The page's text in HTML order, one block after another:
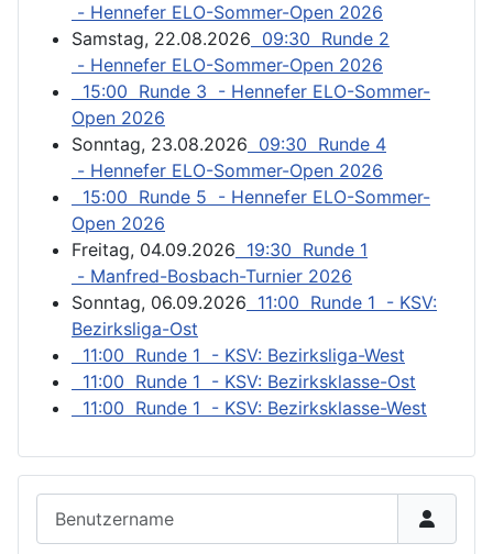
- Hennefer ELO-Sommer-Open 2026
Samstag, 22.08.2026 09:30 Runde 2
- Hennefer ELO-Sommer-Open 2026
15:00 Runde 3 - Hennefer ELO-Sommer-
Open 2026
Sonntag, 23.08.2026 09:30 Runde 4
- Hennefer ELO-Sommer-Open 2026
15:00 Runde 5 - Hennefer ELO-Sommer-
Open 2026
Freitag, 04.09.2026 19:30 Runde 1
- Manfred-Bosbach-Turnier 2026
Sonntag, 06.09.2026 11:00 Runde 1 - KSV:
Bezirksliga-Ost
11:00 Runde 1 - KSV: Bezirksliga-West
11:00 Runde 1 - KSV: Bezirksklasse-Ost
11:00 Runde 1 - KSV: Bezirksklasse-West